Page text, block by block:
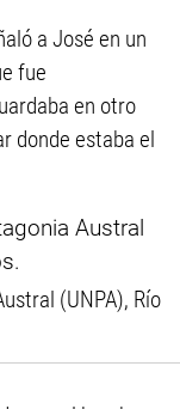
a José en un
fue
en otro
donde estaba el
(UNPA), Río